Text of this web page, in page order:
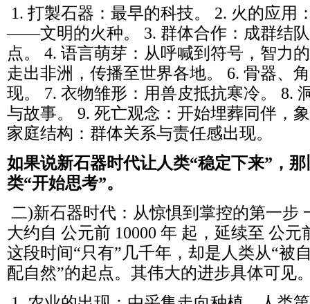
1. 打製石器：最早的科技。 2. 火的应用
——文明的火种。 3. 群体合作：成群结
点。 4. 语言萌芽：从呼喊到符号，智力
走出非洲，传播至世界各地。 6. 骨器、
现。 7. 衣物雏形：用兽皮抵抗寒冷。 8.
与故事。 9. 死亡观念：开始埋葬同伴，
家庭结构：群体关系与责任感出现。
如果说新石器时代让人类“稳定下来”，
类“开始思考”。
二)新石器时代：从惊惧到掌控的第一步
大约自 公元前 10000 年 起，延续至 公元
这段时间“只有”几千年，却是人类从“被
配自然”的起点。其伟大的进步具体可见